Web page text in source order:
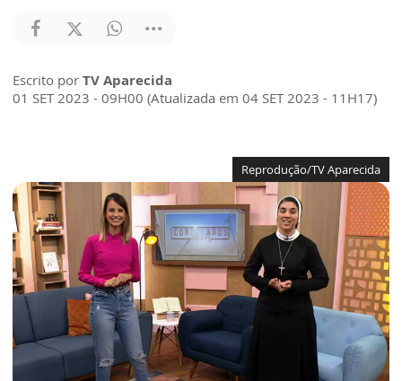
Escrito por TV Aparecida
01 SET 2023 - 09H00 (Atualizada em 04 SET 2023 - 11H17)
Reprodução/TV Aparecida